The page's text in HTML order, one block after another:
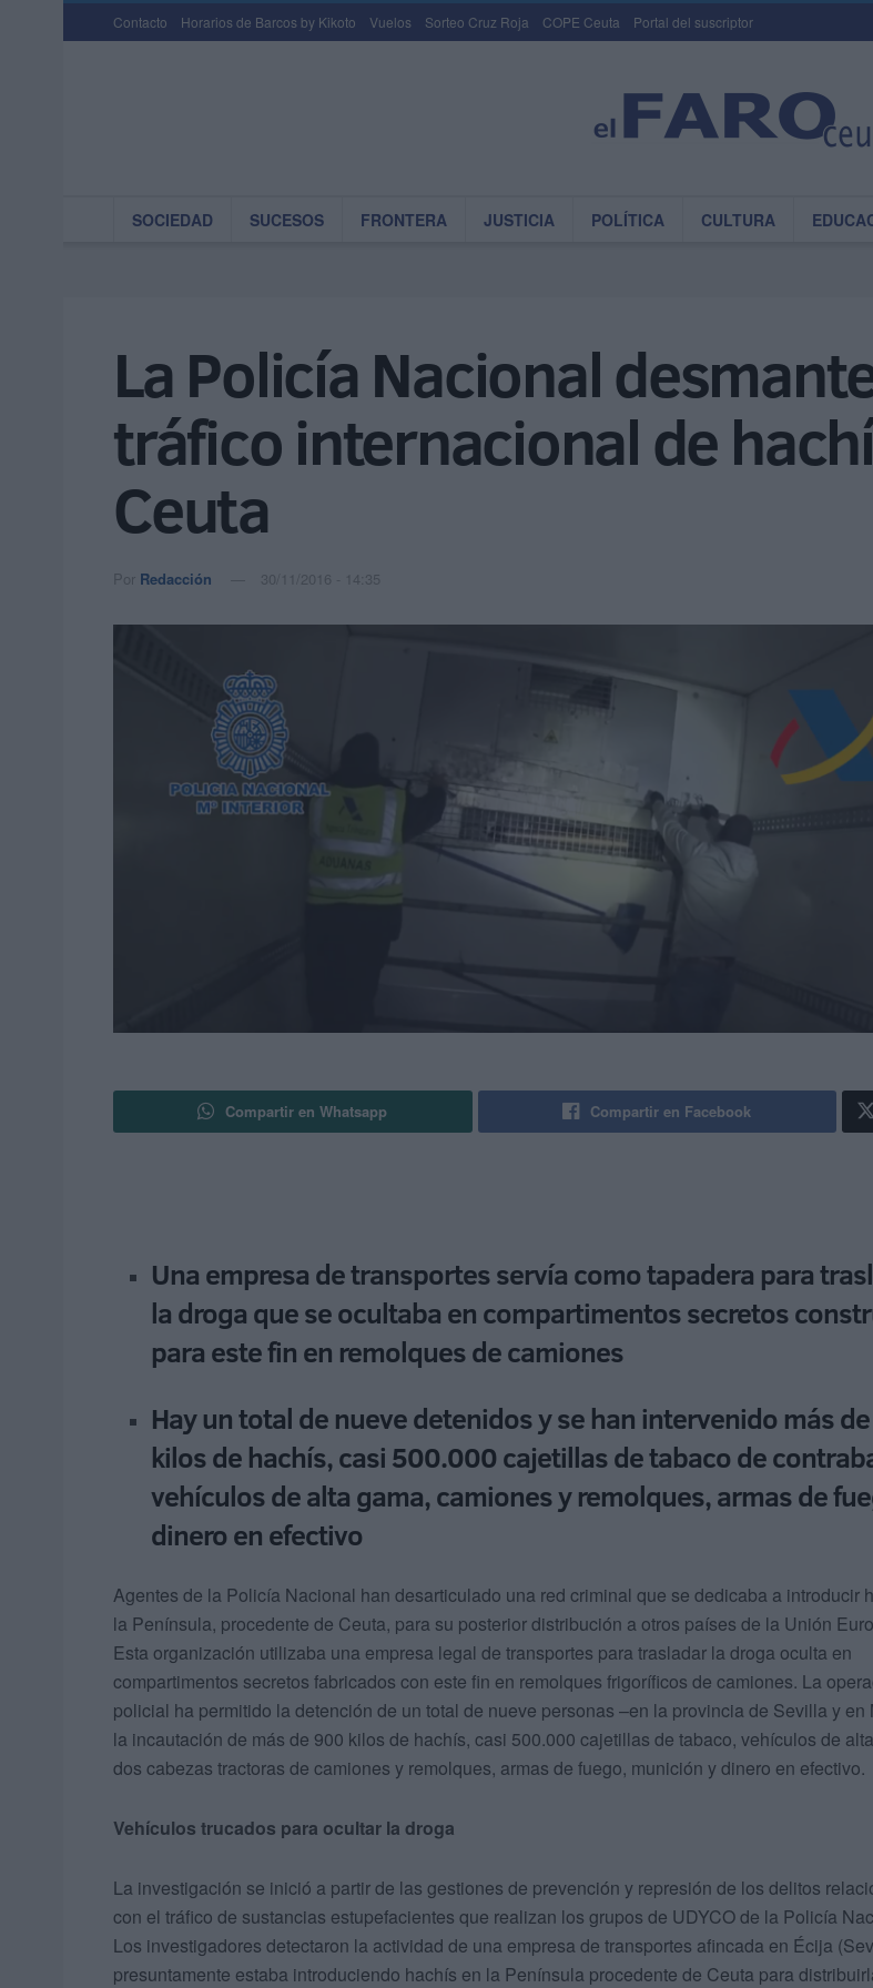
Contacto Horarios de Barcos by Kikoto Vuelos Sorteo Cruz Roja COPE Ceuta Portal del suscriptor
SOCIEDAD SUCESOS FRONTERA JUSTICIA POLÍTICA CULTURA
La Policía Nacional
tráfico internacional de
Ceuta
Por Redacción 30/11/2016 - 14:35
Compartir en Whatsapp Compartir en Facebook
Una empresa de transportes servía como tapadera para
la droga que se ocultaba en compartimentos secretos
para este fin en remolques de camiones
Hay un total de nueve detenidos y se han intervenido más
kilos de hachís, casi 500.000 cajetillas de tabaco de
vehículos de alta gama, camiones y remolques, armas de
dinero en efectivo
Agentes de la Policía Nacional han desarticulado una red criminal que se dedicaba a introducir
la Península, procedente de Ceuta, para su posterior distribución a otros países de la Unión
Esta organización utilizaba una empresa legal de transportes para trasladar la droga oculta en
compartimentos secretos fabricados con este fin en remolques frigoríficos de camiones. La
policial ha permitido la detención de un total de nueve personas –en la provincia de Sevilla y en
la incautación de más de 900 kilos de hachís, casi 500.000 cajetillas de tabaco, vehículos de
dos cabezas tractoras de camiones y remolques, armas de fuego, munición y dinero en efectivo.
Vehículos trucados para ocultar la droga
La investigación se inició a partir de las gestiones de prevención y represión de los delitos
con el tráfico de sustancias estupefacientes que realizan los grupos de UDYCO de la Policía
Los investigadores detectaron la actividad de una empresa de transportes afincada en Écija
presuntamente estaba introduciendo hachís en la Península procedente de Ceuta para